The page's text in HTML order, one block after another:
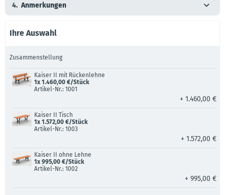
4. Anmerkungen
Ihre Auswahl
Zusammenstellung
Kaiser II mit Rückenlehne
1x 1.460,00 €/Stück
Artikel-Nr.: 1001
+ 1.460,00 €
Kaiser II Tisch
1x 1.572,00 €/Stück
Artikel-Nr.: 1003
+ 1.572,00 €
Kaiser II ohne Lehne
1x 995,00 €/Stück
Artikel-Nr.: 1002
+ 995,00 €